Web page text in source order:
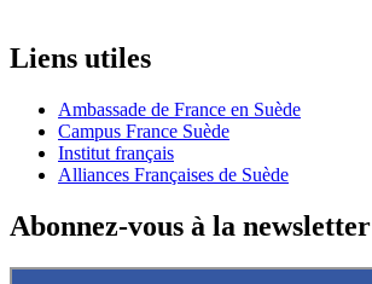
Liens utiles
Ambassade de France en Suède
Campus France Suède
Institut français
Alliances Françaises de Suède
Abonnez-vous à la newsletter